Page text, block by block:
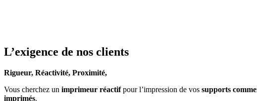
L’exigence de nos clients
Rigueur, Réactivité, Proximité,
Vous cherchez un imprimeur réactifpour l’impression de vos supports
imprimés.